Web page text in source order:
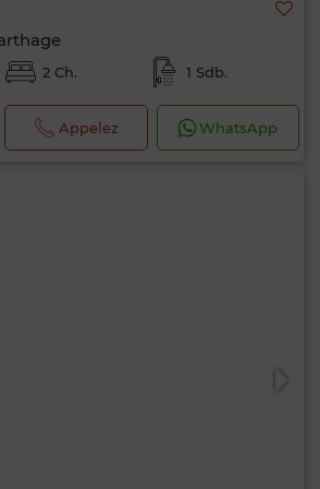
2 Ch. 1 Sdb.
Appelez WhatsApp